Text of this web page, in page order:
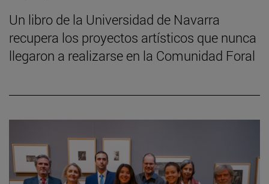
Un libro de la Universidad de Navarra
recupera los proyectos artísticos que nunca
llegaron a realizarse en la Comunidad Foral